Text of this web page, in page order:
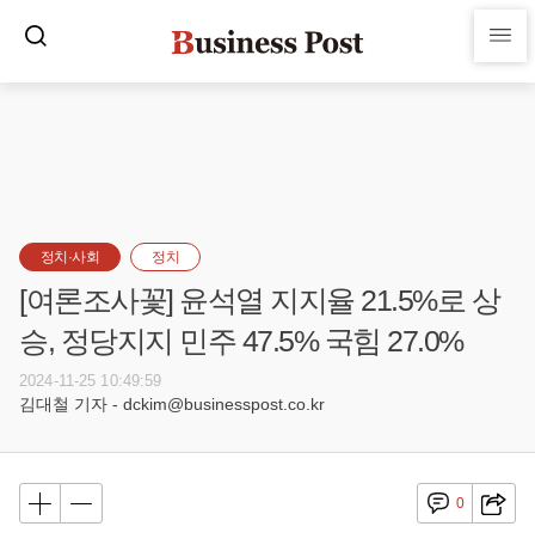
정치·사회 정치
[여론조사꽃] 윤석열 지지율 21.5%로 상
승, 정당지지 민주 47.5% 국힘 27.0%
2024-11-25 10:49:59
김대철 기자 - dckim@businesspost.co.kr
0